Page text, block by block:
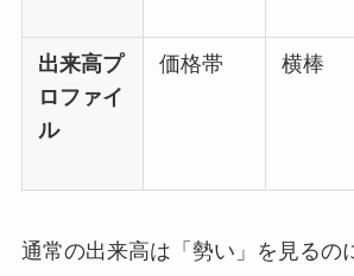
出来高プ
ロファイ
ル
価格帯 横棒
通常の出来高は「勢い」を見るの